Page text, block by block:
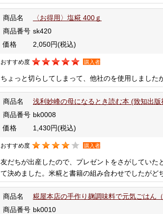
商品名
〈お得用〉塩糀 400ｇ
商品番号 sk420
価格
2,050円(税込)
おすすめ度 購入者
ちょっと切らしてしまって、他社のを使用しました
商品名
浅利妙峰の母になるとき読む本 (致知出版
商品番号 bk0008
価格
1,430円(税込)
おすすめ度 購入者
友だちが出産したので、プレゼントをさがしてい
て決めました。米糀と書籍の組み合わせでしたがど
商品名
糀屋本店の手作り麹調味料で元気ごはん
商品番号 bk0010